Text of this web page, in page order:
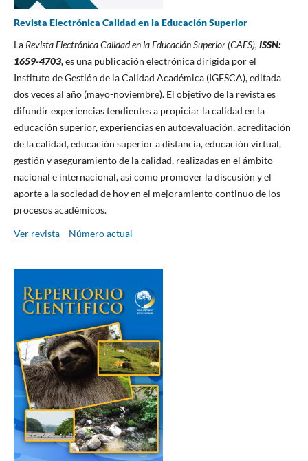
Revista Electrónica Calidad en la Educación Superior
LaRevista Electrónica Calidad en la Educación Superior (CAES), ISSN:
1659-4703,es una publicación electrónica dirigida por el
Instituto de Gestión de la Calidad Académica (IGESCA), editada
dos veces al año (mayo-noviembre). El objetivo de la revista es
difundir experiencias tendientes a propiciar la calidad en la
educación superior, experiencias en autoevaluación, acreditación
de la calidad, educación superior a distancia, educación virtual,
gestión y aseguramiento de la calidad, realizadas en el ámbito
nacional e internacional, así como promover la discusión y el
aporte a la sociedad de hoy en el mejoramiento continuo de los
procesos académicos.
Ver revista
Número actual